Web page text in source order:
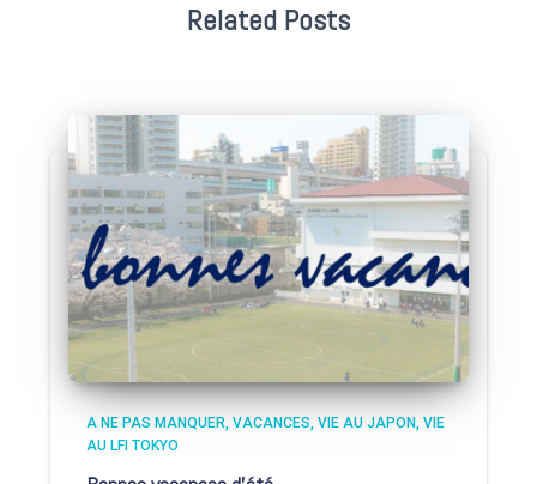
Related Posts
A NE PAS MANQUER VACANCES VIE AU JAPON VIE
AU LFI TOKYO